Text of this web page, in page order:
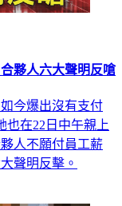
夥人六大聲明反嗆
今爆出沒有支付
也在22日中午親上
人不願付員工薪
聲明反擊。